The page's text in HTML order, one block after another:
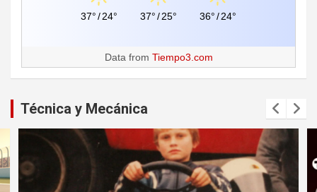
37°/24° 37°/25° 36°/24°
Data from Tiempo3.com
Técnica y Mecánica